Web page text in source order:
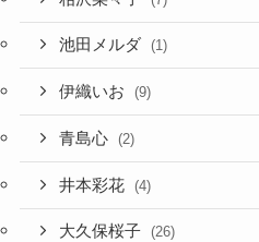
池田メルダ (1)
伊織いお (9)
青島心 (2)
井本彩花 (4)
大久保桜子 (26)